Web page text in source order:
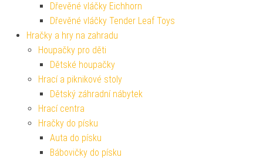
Dřevěné vláčky Eichhorn
Dřevěné vláčky Tender Leaf Toys
Hračky a hry na zahradu
Houpačky pro děti
Dětské houpačky
Hrací a piknikové stoly
Dětský záhradní nábytek
Hrací centra
Hračky do písku
Auta do písku
Bábovičky do písku